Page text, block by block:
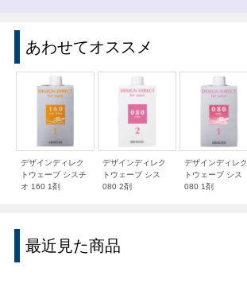
あわせてオススメ
デザインディレク
トウェーブ シスチ
オ 160 1剤
デザインディレク
トウェーブ シス
080 2剤
デザインディレク
トウェーブ シス
080 1剤
最近見た商品